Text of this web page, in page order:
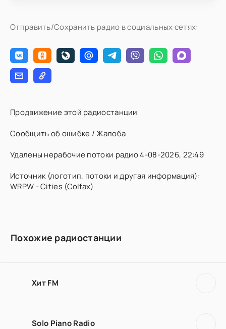
Отправить/Сохранить радио в социальных сетях:
Продвижение этой радиостанции
Сообщить об ошибке / Жалоба
Удалены нерабочие потоки радио 4-08-2026, 22:49
Источник (логотип, потоки и другая информация):
WRPW - Cities (Colfax)
Похожие радиостанции
Хит FM
Solo Piano Radio